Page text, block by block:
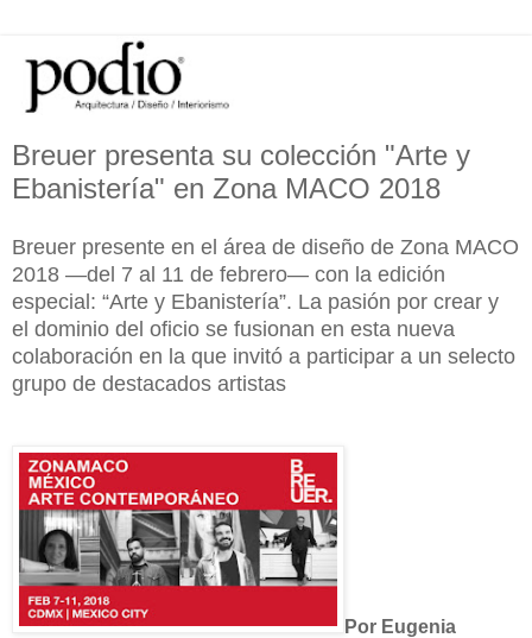
Breuer presenta su colección "Arte y
Ebanistería" en Zona MACO 2018
Breuer presente en el área de diseño de Zona MACO
2018 —del 7 al 11 de febrero— con la edición
especial: “Arte y Ebanistería”. La pasión por crear y
el dominio del oficio se fusionan en esta nueva
colaboración en la que invitó a participar a un selecto
grupo de destacados artistas
Por Eugenia